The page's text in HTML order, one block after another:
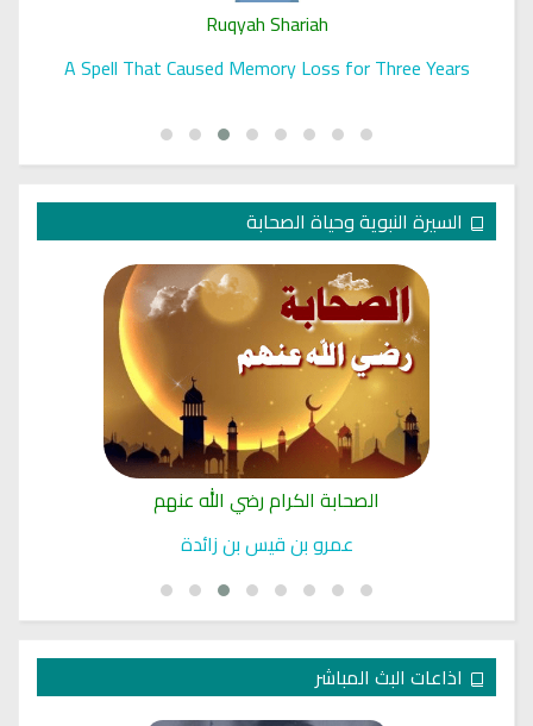
Ruqyah Shariah
A Spell That Caused Memory Loss for Three Years
السيرة النبوية وحياة الصحابة
الصحابة الكرام رضي الله عنهم
عمرو بن قيس بن زائدة
اذاعات البث المباشر